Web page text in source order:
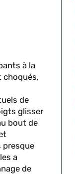
à la
choqués,
de
glisser
bout de
presque
a
de